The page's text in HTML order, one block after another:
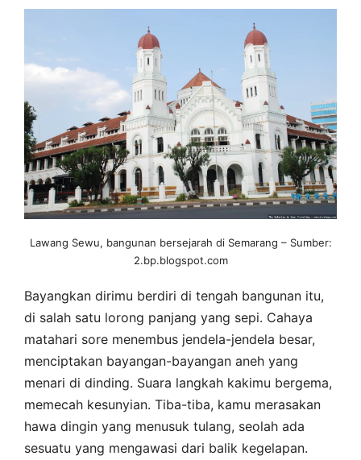
Lawang Sewu, bangunan bersejarah di Semarang – Sumber:
2.bp.blogspot.com
Bayangkan dirimu berdiri di tengah bangunan itu,
di salah satu lorong panjang yang sepi. Cahaya
matahari sore menembus jendela-jendela besar,
menciptakan bayangan-bayangan aneh yang
menari di dinding. Suara langkah kakimu bergema,
memecah kesunyian. Tiba-tiba, kamu merasakan
hawa dingin yang menusuk tulang, seolah ada
sesuatu yang mengawasi dari balik kegelapan.